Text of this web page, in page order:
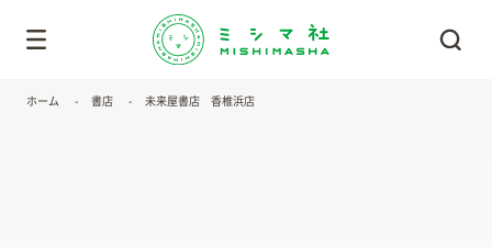
ホーム 書店 未来屋書店 香椎浜店